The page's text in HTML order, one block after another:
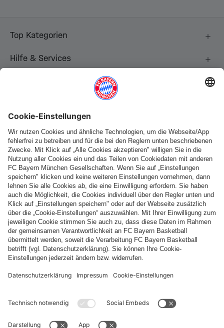
Top Kategorien
Hilfe & Services
Folge uns
Zahlung & Lieferung
FC Bayern Store App
WIDERRUF